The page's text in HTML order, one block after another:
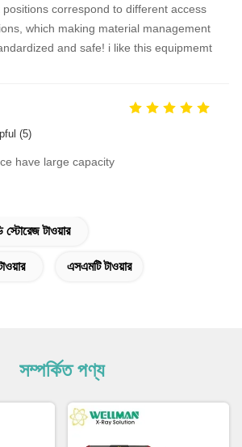
positions correspond to different access
which making material management
and safe! i like this equipmemt
(5)
have large capacity
টাওয়ার
এসএমটি টাওয়ার
সম্পর্কিত পণ্য